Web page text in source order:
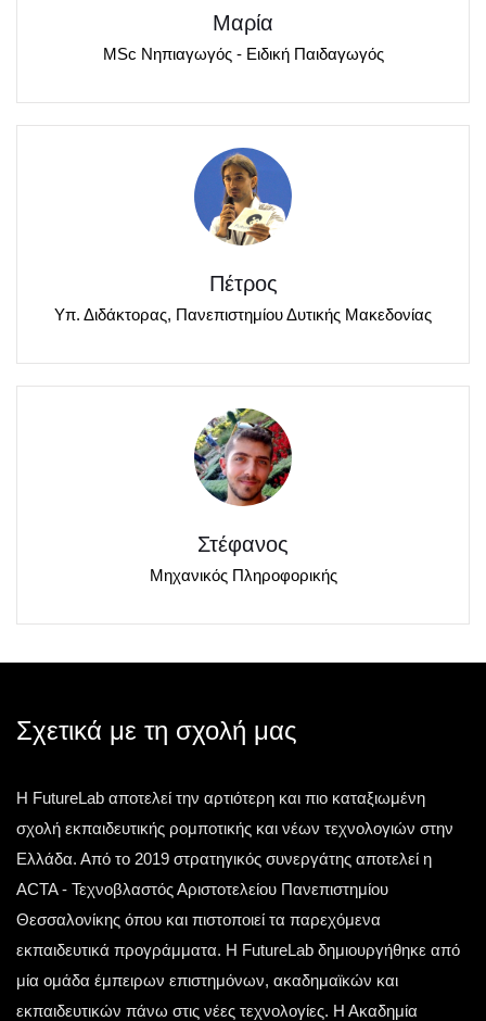
Μαρία
MSc Νηπιαγωγός - Ειδική Παιδαγωγός
Πέτρος
Υπ. Διδάκτορας, Πανεπιστημίου Δυτικής Μακεδονίας
Στέφανος
Μηχανικός Πληροφορικής
Σχετικά με τη σχολή μας
Η FutureLab αποτελεί την αρτιότερη και πιο καταξιωμένη
σχολή εκπαιδευτικής ρομποτικής και νέων τεχνολογιών στην
Ελλάδα. Από το 2019 στρατηγικός συνεργάτης αποτελεί η
ACTA - Τεχνοβλαστός Αριστοτελείου Πανεπιστημίου
Θεσσαλονίκης όπου και πιστοποιεί τα παρεχόμενα
εκπαιδευτικά προγράμματα. Η FutureLab δημιουργήθηκε από
μία ομάδα έμπειρων επιστημόνων, ακαδημαϊκών και
εκπαιδευτικών πάνω στις νέες τεχνολογίες. Η Ακαδημία